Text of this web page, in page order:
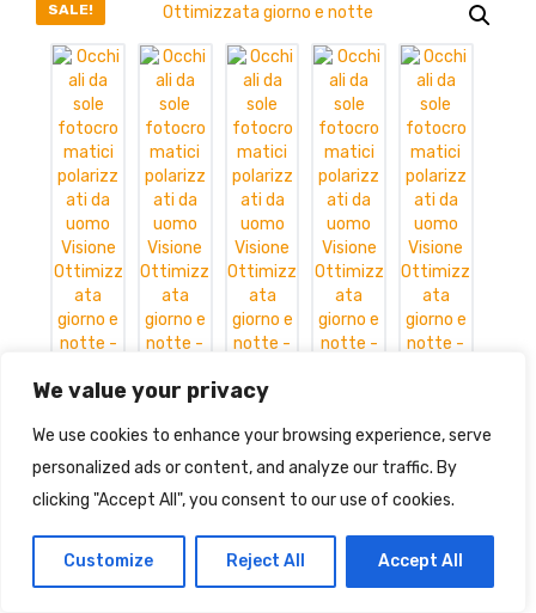
We value your privacy
We use cookies to enhance your browsing experience, serve
personalized ads or content, and analyze our traffic. By
clicking "Accept All", you consent to our use of cookies.
Customize Reject All Accept All
SALE!
Occhiali da sole fotocromatici
polarizzati da uomo Visione
Ottimizzata giorno e notte